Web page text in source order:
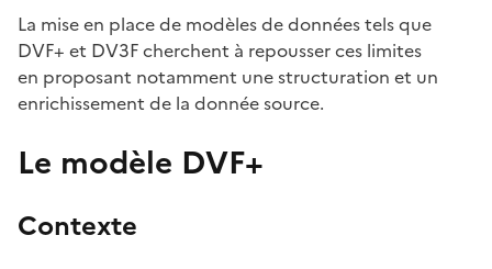
La mise en place de modèles de données tels que
DVF+ et DV3F cherchent à repousser ces limites
en proposant notamment une structuration et un
enrichissement de la donnée source.
Le modèle DVF+
Contexte